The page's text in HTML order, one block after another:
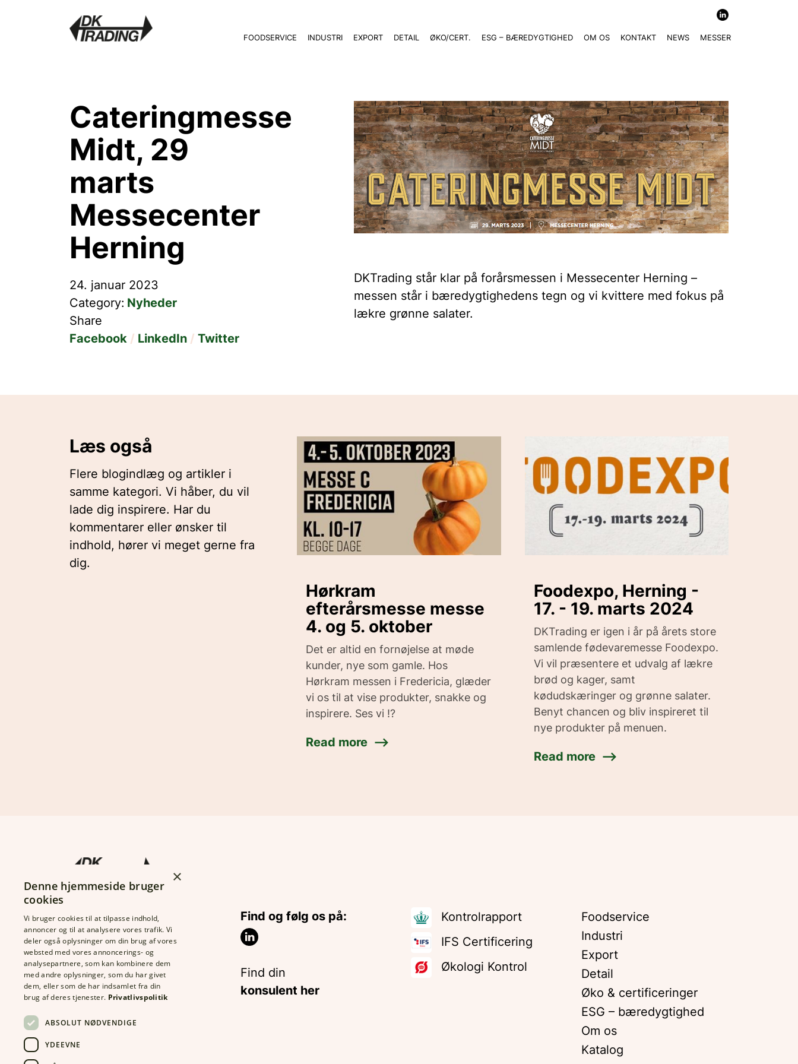
FOODSERVICE INDUSTRI EXPORT DETAIL ØKO/CERT. ESG – BÆREDYGTIGHED OM OS KONTAKT NEWS MESSER
Cateringmesse
Midt, 29
marts
Messecenter
Herning
24. januar 2023
Category: Nyheder
Share
Facebook
LinkedIn Twitter
DKTrading står klar på forårsmessen i Messecenter Herning –
messen står i bæredygtighedens tegn og vi kvittere med fokus på
lækre grønne salater.
Læs også
Flere blogindlæg og artikler i
samme kategori. Vi håber, du vil
lade dig inspirere. Har du
kommentarer eller ønsker til
indhold, hører vi meget gerne fra
dig.
Hørkram
efterårsmesse messe
4. og 5. oktober
Det er altid en fornøjelse at møde
kunder, nye som gamle. Hos
Hørkram messen i Fredericia, glæder
vi os til at vise produkter, snakke og
inspirere. Ses vi !?
Read more
Foodexpo, Herning -
17. - 19. marts 2024
DKTrading er igen i år på årets store
samlende fødevaremesse Foodexpo.
Vi vil præsentere et udvalg af lækre
brød og kager, samt
kødudskæringer og grønne salater.
Benyt chancen og bliv inspireret til
nye produkter på menuen.
Read more
DK Trading ApS
CVR: 26122635
Rolfsgade 123
6700 Esbjerg
Tlf.:7513 6633
Fax: 7513 3189
info@dktrading.dk
Find og følg os på:
Find din
konsulent her
Kontrolrapport
IFS Certificering
Økologi Kontrol
Foodservice
Industri
Export
Detail
Øko & certificeringer
ESG – bæredygtighed
Om os
Katalog
×
Denne hjemmeside bruger
cookies
Vi bruger cookies til at tilpasse indhold,
annoncer og til at analysere vores trafik. Vi
deler også oplysninger om din brug af vores
websted med vores annoncerings- og
analysepartnere, som kan kombinere dem
med andre oplysninger, som du har givet
dem, eller som de har indsamlet fra din
brug af deres tjenester. Privatlivspolitik
ABSOLUT NØDVENDIGE
YDEEVNE